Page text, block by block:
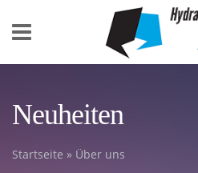
Neuheiten
Startseite » Über uns